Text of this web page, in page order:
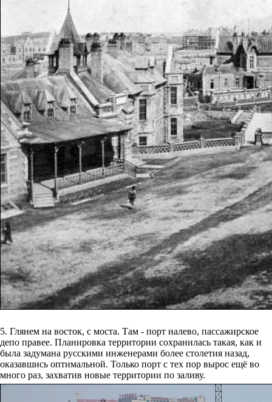
5. Глянем на восток, с моста. Там - порт налево, пассажирское
депо правее. Планировка территории сохранилась такая, как и
была задумана русскими инженерами более столетия назад,
оказавшись оптимальной. Только порт с тех пор вырос ещё во
много раз, захватив новые территории по заливу.